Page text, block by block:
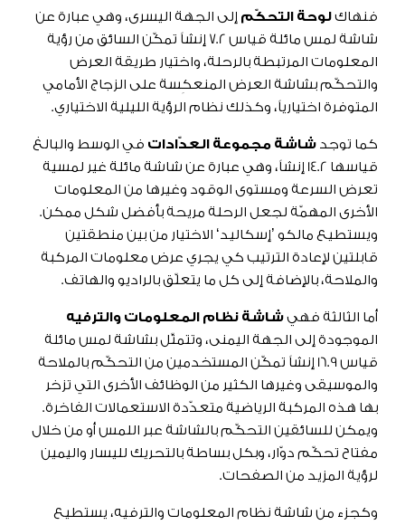
فنهاكلوحة التحكّم إلى الجهة اليسرى، وهي عبارة عن
شاشة لمس مائلة قياس 7.2 إنشاً تمكّن السائق من رؤية
المعلومات المرتبطة بالرحلة، واختيار طريقة العرض
والتحكّم بشاشة العرض المنعكِسة على الزجاج الأمامي
المتوفرة اختيارياً، وكذلك نظام الرؤية الليلية الاختياري.
كما توجد شاشة مجموعة العدّادات في الوسط والبالغ
قياسها 14.2 إنشاً، وهي عبارة عن شاشة مائلة غير لمسية
تعرض السرعة ومستوى الوقود وغيرها من المعلومات
الأخرى المهمّة لجعل الرحلة مريحة بأفضل شكل ممكن.
ويستطيع مالكو ’إسكاليد‘ الاختيار من بين منطقتين
قابلتين لإعادة الترتيب كي يجري عرض معلومات المركبة
والملاحة، بالإضافة إلى كل ما يتعلّق بالراديو والهاتف.
أما الثالثة فهيشاشة نظام المعلومات والترفيه
الموجودة إلى الجهة اليمنى، وتتمثّل بشاشة لمس مائلة
قياس 16.9 إنشاً تمكّن المستخدمين من التحكّم بالملاحة
والموسيقى وغيرها الكثير من الوظائف الأخرى التي تزخر
بها هذه المركبة الرياضية متعدّدة الاستعمالات الفاخرة.
ويمكن للسائقين التحكّم بالشاشة عبر اللمس أو من خلال
مفتاح تحكّم دوّار، وبكل بساطة بالتحريك لليسار واليمين
لرؤية المزيد من الصفحات.
وكجزء من شاشة نظام المعلومات والترفيه، يستطيع